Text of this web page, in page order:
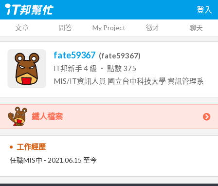
登入
文章 問答 My Project 徵才 聊天
fate59367 (fate59367)
iT邦新手4 級 ‧ 點數 375
MIS/IT資訊人員 國立台中科技大學資訊管理系
鐵人檔案
工作經歷
任職MIS中 - 2021.06.15 至今